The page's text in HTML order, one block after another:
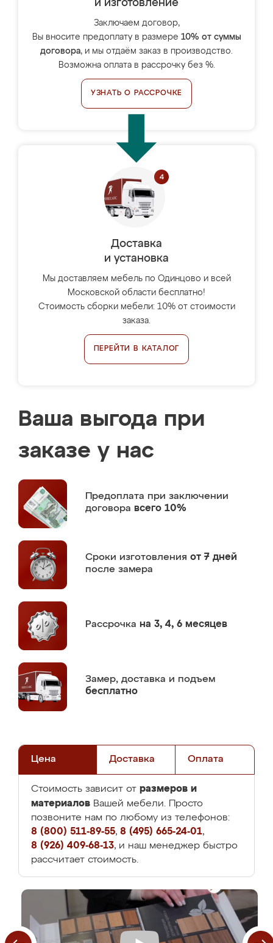
и изготовление
Заключаем договор,
Вы вносите предоплату в размере 10% от суммы
договора, и мы отдаём заказ в производство.
Возможна оплата в рассрочку без %.
УЗНАТЬ О РАССРОЧКЕ
Доставка
и установка
Мы доставляем мебель по Одинцово и всей
Московской области бесплатно!
Стоимость сборки мебели: 10% от стоимости
заказа.
ПЕРЕЙТИ В КАТАЛОГ
Ваша выгода при
заказе у нас
Предоплата при заключении
договора всего 10%
Сроки изготовления от 7 дней
после замера
Рассрочка на 3, 4, 6 месяцев
Замер, доставка и подъем
бесплатно
Цена Доставка Оплата
Стоимость зависит от размеров и
материалов Вашей мебели. Просто
позвоните нам по любому из телефонов:
8 (800) 511-89-55, 8 (495) 665-24-01,
8 (926) 409-68-13, и наш менеджер быстро
рассчитает стоимость.